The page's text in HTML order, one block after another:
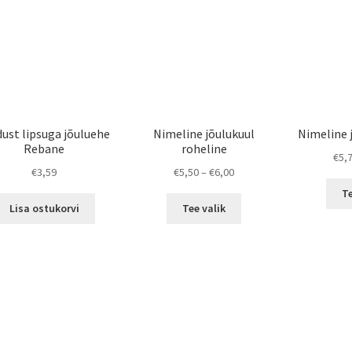
lipsuga jõuluehe
Rebane
€3,59
Lisa ostukorvi
Nimeline jõulukuul
roheline
€5,50– €6,00Price
Tee valik
Nimeline
€